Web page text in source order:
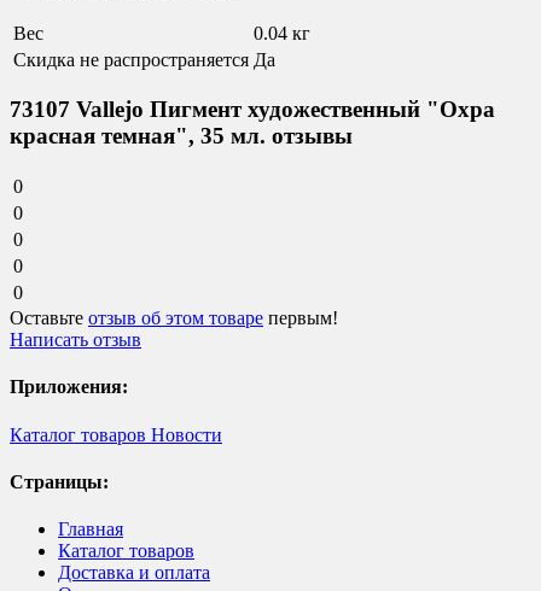
Вес
0.04 кг
Скидка не распространяется Да
73107 Vallejo Пигмент художественный "Охра
красная темная", 35 мл. отзывы
0
0
0
0
0
Оставьте отзыв об этом товаре первым!
Написать отзыв
Приложения:
Каталог товаров Новости
Страницы:
Главная
Каталог товаров
Доставка и оплата